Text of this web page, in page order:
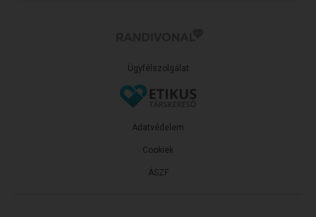
Ügyfélszolgálat
ÁSZF
Adatvédelem
Cookiek